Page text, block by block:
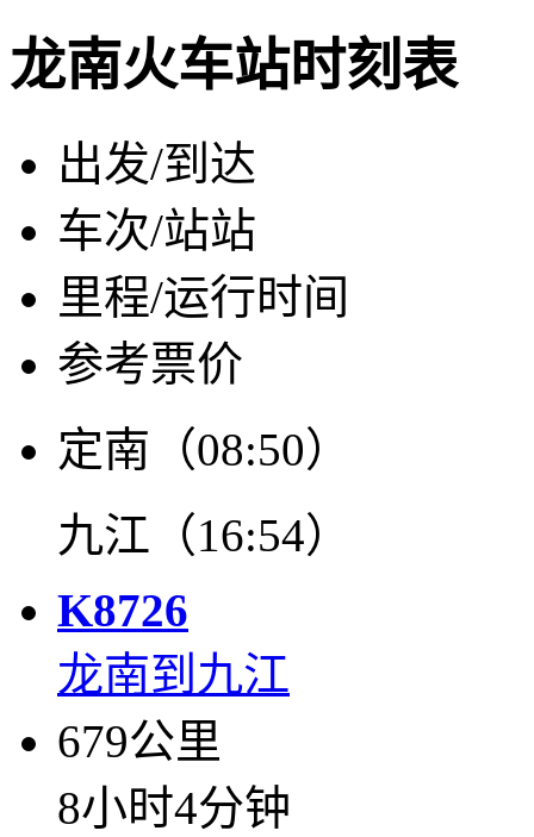
龙南火车站时刻表
出发/到达
车次/站站
里程/运行时间
参考票价
定南（08:50）
九江（16:54）
K8726
龙南到九江
679公里
8小时4分钟